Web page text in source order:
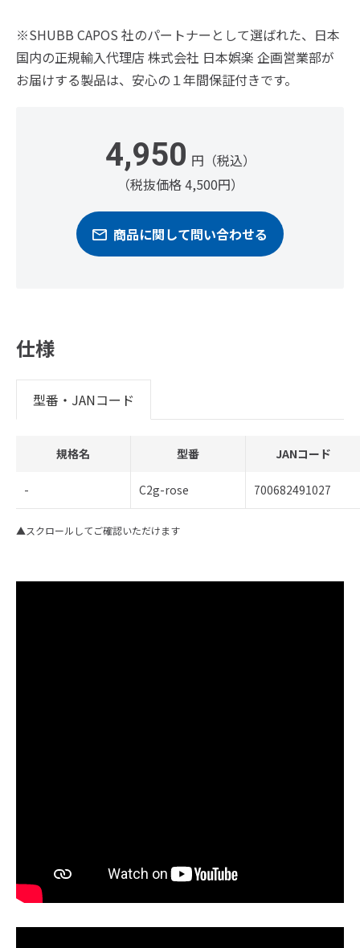
※SHUBB CAPOS 社のパートナーとして選ばれた、日本
国内の正規輸入代理店 株式会社 日本娯楽 企画営業部が
お届けする製品は、安心の１年間保証付きです。
4,950 円（税込）
（税抜価格 4,500円）
商品に関して問い合わせる
仕様
型番・JANコード
規格名 型番 JANコード
- C2g-rose 700682491027
▲スクロールしてご確認いただけます